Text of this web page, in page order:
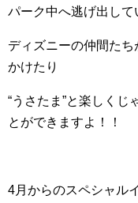
パーク中へ逃げ出して
ディズニーの仲間たち
かけたり
“うさたま”と楽しくじ
とができますよ！！
4月からのスペシャル